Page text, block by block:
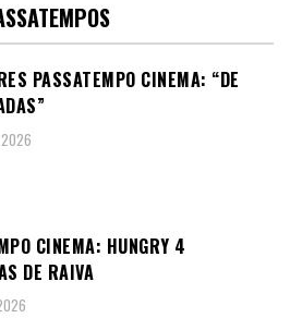
PASSATEMPO CINEMA: “DE
2026
CINEMA: HUNGRY 4
DE RAIVA